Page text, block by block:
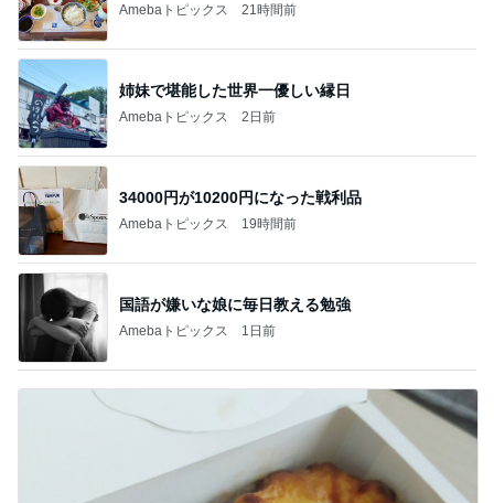
Amebaトピックス 21時間前
姉妹で堪能した世界一優しい縁日
Amebaトピックス 2日前
34000円が10200円になった戦利品
Amebaトピックス 19時間前
国語が嫌いな娘に毎日教える勉強
Amebaトピックス 1日前